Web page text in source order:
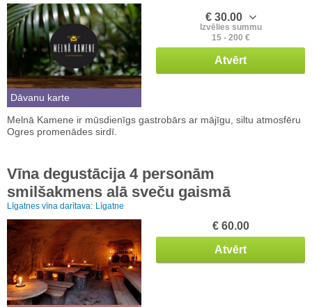
Dāvanu karte
€ 30.00
Izvēlies summu
15 - 200 €
Atvērt
Melnā Kamene ir mūsdienīgs gastrobārs ar mājīgu, siltu atmosfēru
Ogres promenādes sirdī.
Vīna degustācija 4 personām
smilšakmens alā sveču gaismā
Līgatnes vīna darītava: Līgatne
€ 60.00
Atvērt